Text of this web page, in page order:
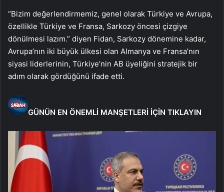
“Bizim değerlendirmemiz, genel olarak Türkiye ve Avrupa,
özellikle Türkiye ve Fransa, Sarkozy öncesi çizgiye
dönülmesi lazım.” diyen Fidan, Sarkozy dönemine kadar,
Avrupa’nın iki büyük ülkesi olan Almanya ve Fransa’nın
siyasi liderlerinin, Türkiye’nin AB üyeliğini stratejik bir
adım olarak gördüğünü ifade etti.
GÜNÜN EN ÖNEMLİ MANŞETLERİ İÇİN TIKLAYIN